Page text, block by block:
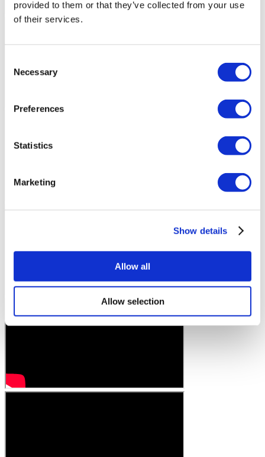
provided to them or that they’ve collected from your use
of their services.
Selection
Necessary
Preferences
Statistics
Marketing
Show details
Allow all
Allow selection